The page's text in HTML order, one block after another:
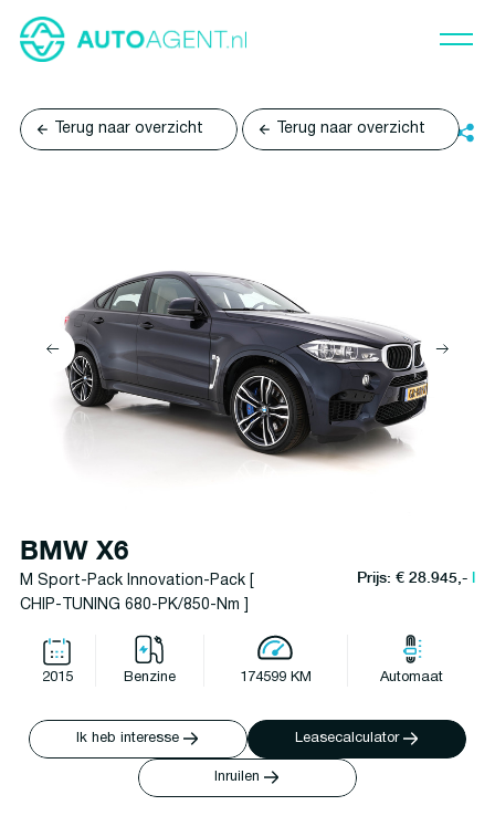
Terug naar overzicht Terug naar overzicht
BMW X6
M Sport-Pack Innovation-Pack [
CHIP-TUNING 680-PK/850-Nm ]
Prijs: € 28.945,-l
2015 Benzine 174599 KM Automaat
Ik heb interesse Leasecalculator
Inruilen